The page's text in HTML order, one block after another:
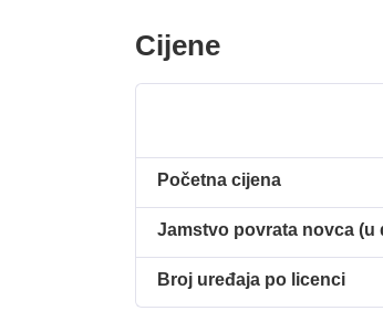
Cijene
Početna cijena
Jamstvo povrata novca (u
Broj uređaja po licenci